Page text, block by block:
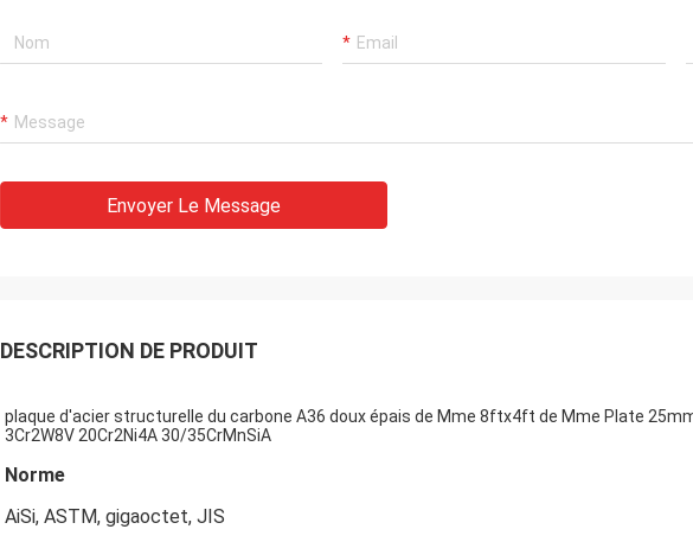
Envoyer Le Message
DESCRIPTION DE PRODUIT
plaque d'acier structurelle du carbone A36 doux épais de Mme 8ftx4ft de Mme Plate
3Cr2W8V 20Cr2Ni4A 30/35CrMnSiA
Norme
AiSi, ASTM, gigaoctet, JIS